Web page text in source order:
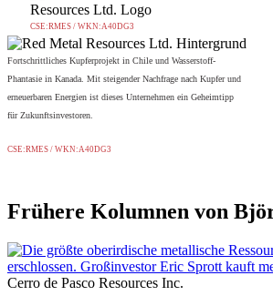
CSE:RMES / WKN:A40DG3
Fortschrittliches Kupferprojekt in Chile und Wasserstoff-
Phantasie in Kanada. Mit steigender Nachfrage nach Kupfer und
erneuerbaren Energien ist dieses Unternehmen ein Geheimtipp
für Zukunftsinvestoren.
CSE:RMES / WKN:A40DG3
Frühere Kolumnen von
Cerro de Pasco Resources Inc.